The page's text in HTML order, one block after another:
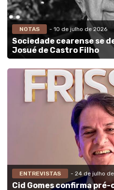
NOTAS - 10 de julho de 2026
Sociedade cearense se
Josué de Castro Filho
ENTREVISTAS - 24 de julho
Cid Gomes confirma